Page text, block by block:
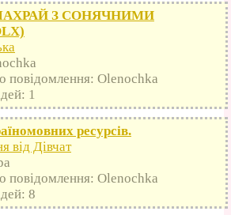
З СОНЯЧНИМИ
повідомлення: Olenochka
1
ресурсів.
від Дівчат
повідомлення: Olenochka
8